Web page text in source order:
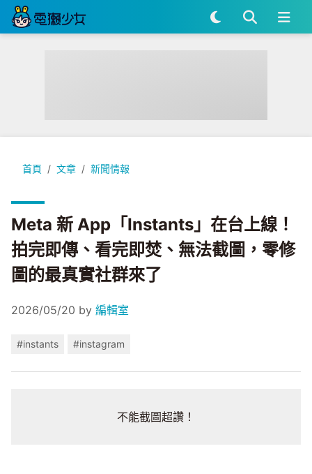
首頁 文章 新聞情報
Meta 新 App「Instants」在台上線！拍完即傳、看完即焚、無
Meta 新 App「Instants」在台上線！
拍完即傳、看完即焚、無法截圖，零修
圖的最真實社群來了
2026/05/20 by 編輯室
#instants #instagram
不能截圖超讚！